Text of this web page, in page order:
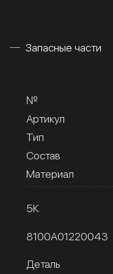
Запасные части
№
Артикул
Тип
Состав
Материал
5К
8100A01220043
Деталь